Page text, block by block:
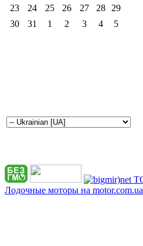
23
24 25 26 27 28
29
30
31 1 2 3 4 5
Лодочные моторы на motor.com.ua